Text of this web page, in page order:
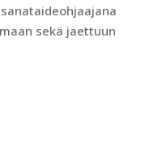
sekä jaettuun